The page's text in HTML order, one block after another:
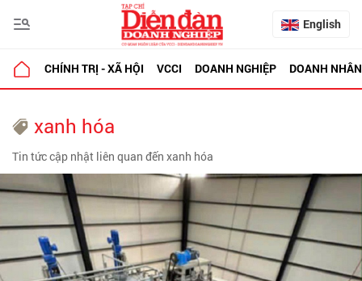
English
CHÍNH TRỊ - XÃ HỘI VCCI DOANH NGHIỆP DOANH NHÂN
xanh hóa
Tin tức cập nhật liên quan đến xanh hóa